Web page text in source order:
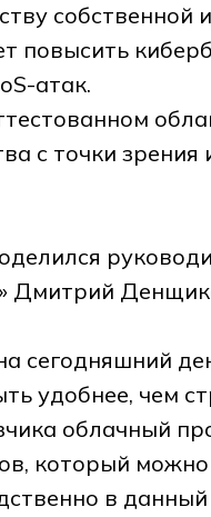
собственной
повысить
атак.
с точки
Дмитрий
сегодняшний
удобнее, чем
облачный
который
в